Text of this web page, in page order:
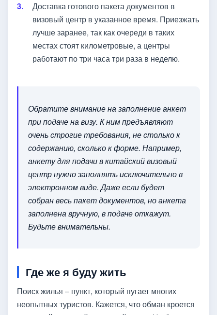
Доставка готового пакета документов в
визовый центр в указанное время. Приезжать
лучше заранее, так как очереди в таких
местах стоят километровые, а центры
работают по три часа три раза в неделю.
Обратите внимание на заполнение анкет
при подаче на визу. К ним предъявляют
очень строгие требования, не столько к
содержанию, сколько к форме. Например,
анкету для подачи в китайский визовый
центр нужно заполнять исключительно в
электронном виде. Даже если будет
собран весь пакет документов, но анкета
заполнена вручную, в подаче откажут.
Будьте внимательны.
Где же я буду жить
Поиск жилья – пункт, который пугает многих
неопытных туристов. Кажется, что обман кроется